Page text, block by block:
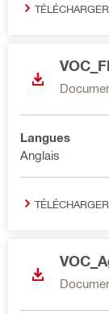
TÉLÉCHARGER
Langues
Anglais
TÉLÉCHARGER